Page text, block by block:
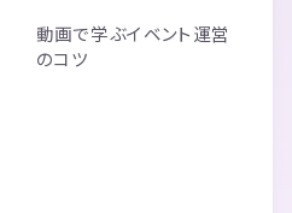
動画で学ぶイベント運営
のコツ